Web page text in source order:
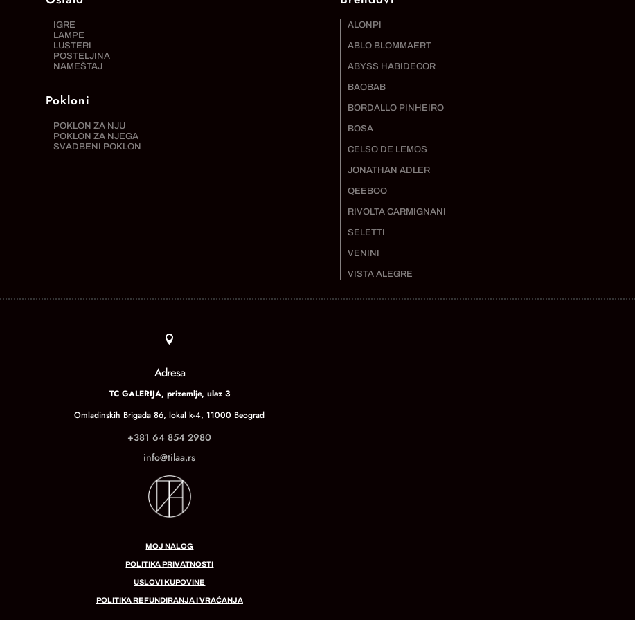
IGRE
LAMPE
LUSTERI
POSTELJINA
NAMEŠTAJ
Pokloni
POKLON ZA NJU
POKLON ZA NJEGA
SVADBENI POKLON
ALONPI
ABLO BLOMMAERT
ABYSS HABIDECOR
BAOBAB
BORDALLO PINHEIRO
BOSA
CELSO DE LEMOS
JONATHAN ADLER
QEEBOO
RIVOLTA CARMIGNANI
SELETTI
VENINI
VISTA ALEGRE

Adresa
TC GALERIJA, prizemlje, ulaz 3
Omladinskih Brigada 86, lokal k-4, 11000 Beograd
+381 64 854 2980
info@tilaa.rs
MOJ NALOG
POLITIKA PRIVATNOSTI
USLOVI KUPOVINE
POLITIKA REFUNDIRANJA I VRAĆANJA